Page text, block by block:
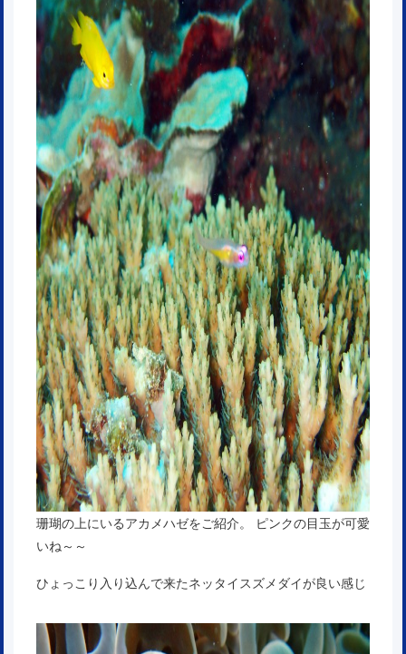
珊瑚の上にいるアカメハゼをご紹介。 ピンクの目玉が可愛
いね～～
ひょっこり入り込んで来たネッタイスズメダイが良い感じ